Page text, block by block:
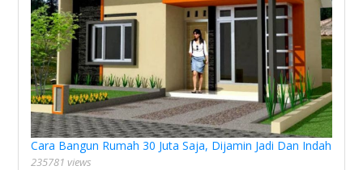
Cara Bangun Rumah 30 Juta Saja, Dijamin Jadi Dan Indah
235781 views